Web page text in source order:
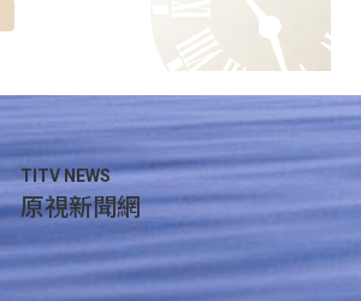
TITV NEWS
原視新聞網